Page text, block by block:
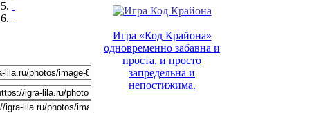
Игра «Код Крайона»
одновременно забавна и
проста, и просто
запредельна и
непостижима.